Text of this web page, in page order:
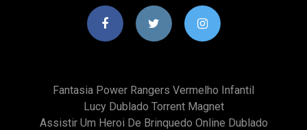
Fantasia Power Rangers Vermelho Infantil
Lucy Dublado Torrent Magnet
Assistir Um Heroi De Brinquedo Online Dublado